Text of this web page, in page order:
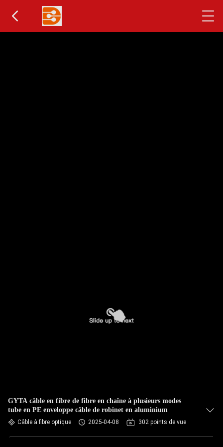
GYTA câble en fibre de fibre en chaîne à plusieurs modes
tube en PE enveloppe câble de robinet en aluminium
Câble à fibre optique 2025-04-08 302 points de vue